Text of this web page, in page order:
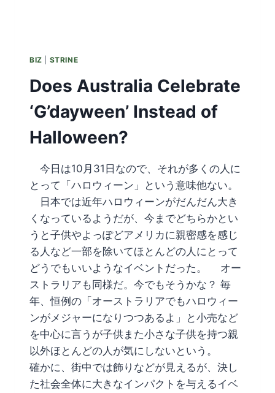
BIZ STRINE
Does Australia Celebrate
‘G’dayween’ Instead of
Halloween?
今日は10月31日なので、それが多くの人に
とって「ハロウィーン」という意味他ない。
日本では近年ハロウィーンがだんだん大き
くなっているようだが、今までどちらかとい
うと子供やよっぽどアメリカに親密感を感じ
る人など一部を除いてほとんどの人にとって
どうでもいいようなイベントだった。 オー
ストラリアも同様だ。今でもそうかな？ 毎
年、恒例の「オーストラリアでもハロウィー
ンがメジャーになりつつあるよ」と小売など
を中心に言うが子供また小さな子供を持つ親
以外ほとんどの人が気にしないという。
確かに、街中では飾りなどが見えるが、決し
た社会全体に大きなインパクトを与えるイベ